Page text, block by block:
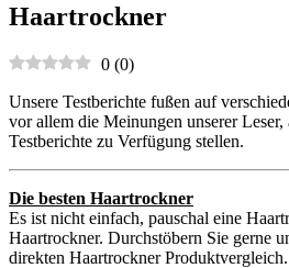
Haartrockner
0 (0)
Unsere Testberichte fußen auf
vor allem die Meinungen unserer
Testberichte zu Verfügung stellen.
Die besten Haartrockner
Es ist nicht einfach, pauschal eine
Haartrockner. Durchstöbern Sie gerne
direkten Haartrockner Produktvergleich.